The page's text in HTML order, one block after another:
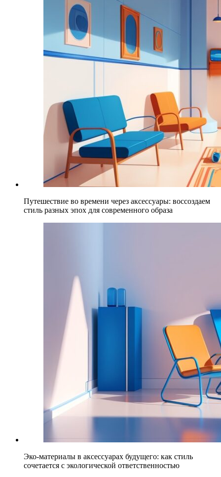
Путешествие во времени через аксессуары: воссоздаем
стиль разных эпох для современного образа
Эко-материалы в аксессуарах будущего: как стиль
сочетается с экологической ответственностью